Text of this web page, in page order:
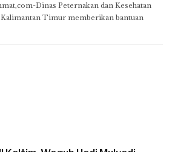
Dinas Peternakan dan Kesehatan
Timur memberikan bantuan